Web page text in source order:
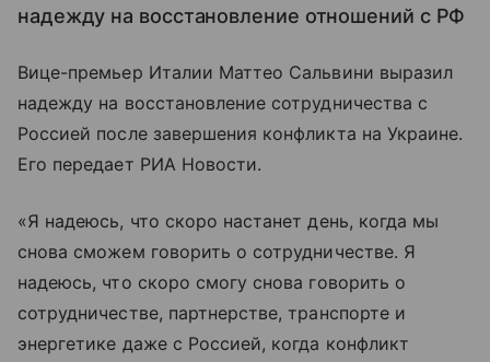
надежду на восстановление отношений с РФ
Вице-премьер Италии Маттео Сальвини выразил
надежду на восстановление сотрудничества с
Россией после завершения конфликта на Украине.
Его передает РИА Новости.
«Я надеюсь, что скоро настанет день, когда мы
снова сможем говорить о сотрудничестве. Я
надеюсь, что скоро смогу снова говорить о
сотрудничестве, партнерстве, транспорте и
энергетике даже с Россией, когда конфликт